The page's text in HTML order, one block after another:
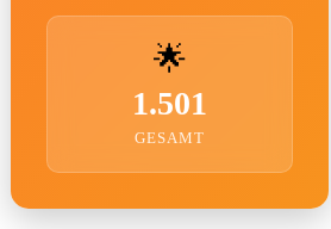
🌟
1.501
GESAMT